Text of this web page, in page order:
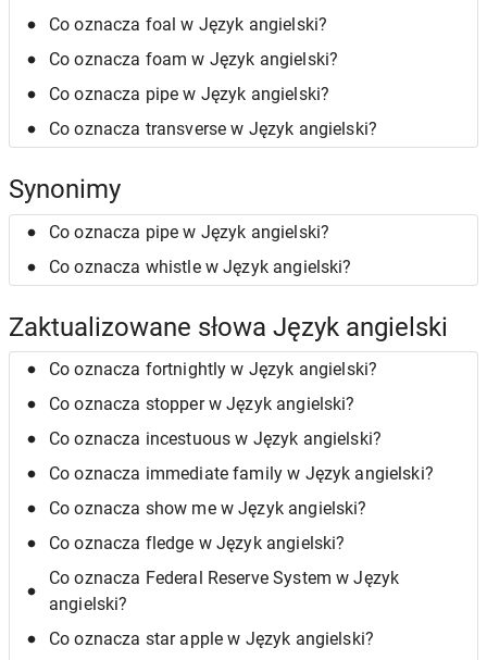
Co oznacza foal w Język angielski?
Co oznacza foam w Język angielski?
Co oznacza pipe w Język angielski?
Co oznacza transverse w Język angielski?
Synonimy
Co oznacza pipe w Język angielski?
Co oznacza whistle w Język angielski?
Zaktualizowane słowa Język angielski
Co oznacza fortnightly w Język angielski?
Co oznacza stopper w Język angielski?
Co oznacza incestuous w Język angielski?
Co oznacza immediate family w Język angielski?
Co oznacza show me w Język angielski?
Co oznacza fledge w Język angielski?
Co oznacza Federal Reserve System w Język
angielski?
Co oznacza star apple w Język angielski?